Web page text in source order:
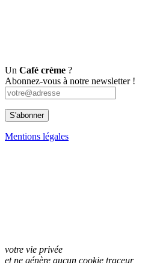
Un Café crème ?
Abonnez-vous à notre newsletter !
Mentions légales
votre vie privée
et ne génère aucun cookie traceur